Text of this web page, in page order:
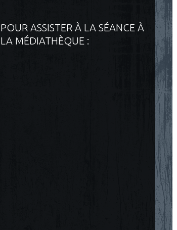
POUR ASSISTER À LA SÉANCE À
LA MÉDIATHÈQUE :